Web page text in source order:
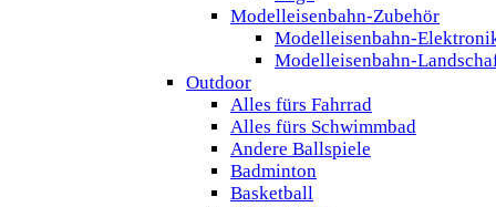
Modelleisenbahn-Zubehör
Modelleisenbahn-
Modelleisenbahn-
Outdoor
Alles fürs Fahrrad
Alles fürs Schwimmbad
Andere Ballspiele
Badminton
Basketball